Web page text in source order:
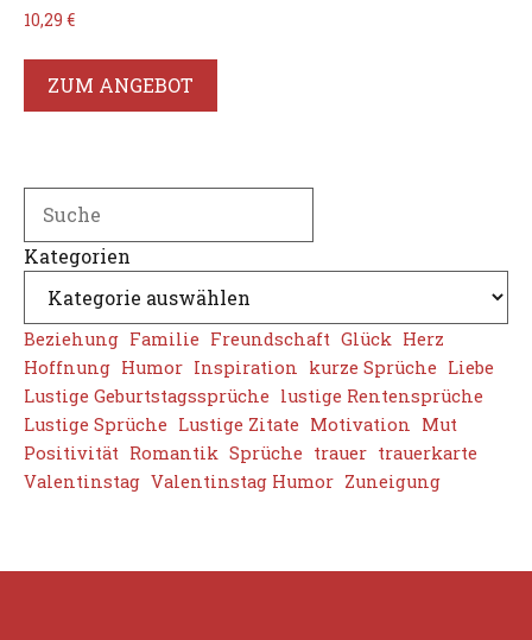
10,29 €
ZUM ANGEBOT
Kategorien
Beziehung Familie Freundschaft Glück Herz
Hoffnung Humor Inspiration kurze Sprüche Liebe
Lustige Geburtstagssprüche lustige Rentensprüche
Lustige Sprüche Lustige Zitate Motivation
Mut
Positivität Romantik Sprüche trauer trauerkarte
Valentinstag Valentinstag Humor Zuneigung